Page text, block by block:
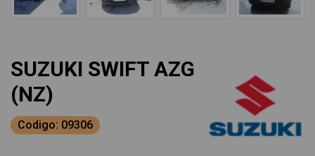
SUZUKI SWIFT AZG
(NZ)
Codigo: 09306